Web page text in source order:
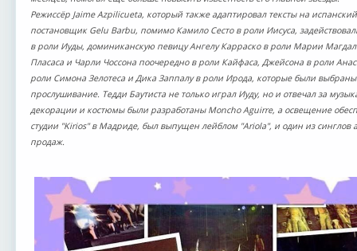
Режиссёр Jaime Azpilicueta, который также адаптировал тексты на
постановщик Gelu Barbu, помимо Камило Сесто в роли Иисуса,
в роли Иуды, доминиканскую певицу Ангелу Карраско в роли Марии
Пласаса и Чарли Чоссона поочередно в роли Кайфаса, Джейсона в роли
роли Симона Зелотеса и Дика Заппалу в роли Ирода, которые были
прослушивание. Тедди Баутиста не только играл Иуду, но и отвечал за
декорации и костюмы были разработаны Moncho Aguirre, а освещение
студии "Kirios" в Мадриде, был выпущен лейблом "Ariola", и один из синглов
продаж.